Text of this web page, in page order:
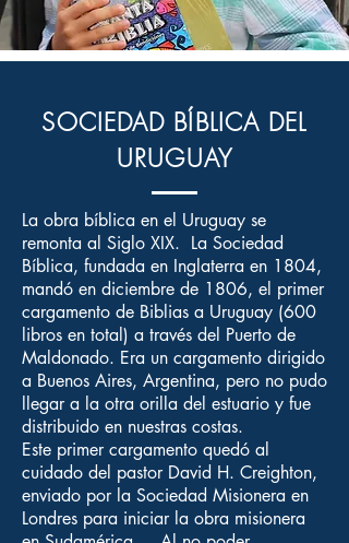
SOCIEDAD BÍBLICA DEL
URUGUAY
La obra bíblica en el Uruguay se
remonta al Siglo XIX. La Sociedad
Bíblica, fundada en Inglaterra en 1804,
mandó en diciembre de 1806, el primer
cargamento de Biblias a Uruguay (600
libros en total) a través del Puerto de
Maldonado. Era un cargamento dirigido
a Buenos Aires, Argentina, pero no pudo
llegar a la otra orilla del estuario y fue
distribuido en nuestras costas.
Este primer cargamento quedó al
cuidado del pastor David H. Creighton,
enviado por la Sociedad Misionera en
Londres para iniciar la obra misionera